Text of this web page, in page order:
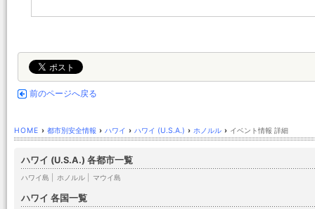
前のページへ戻る
HOME › 都市別安全情報 › ハワイ › ハワイ (U.S.A.) › ホノルル › イベント情報 詳細
ハワイ (U.S.A.) 各都市一覧
ハワイ島 ホノルル マウイ島
ハワイ 各国一覧